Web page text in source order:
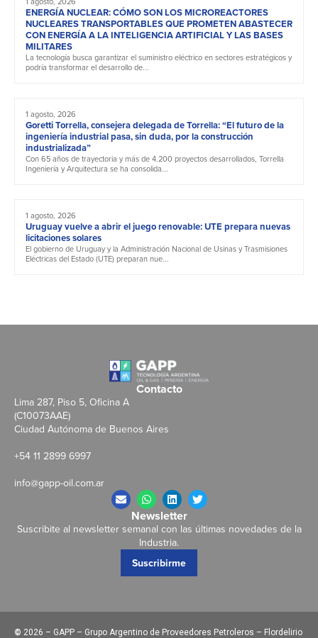
ENERGÍA NUCLEAR: CÓMO SON LOS MICROREACTORES
NUCLEARES TRANSPORTABLES QUE PROMETEN ABASTECER
CON ENERGÍA A LA INTELIGENCIA ARTIFICIAL Y LAS BASES
MILITARES
La tecnología busca garantizar el suministro eléctrico en sectores estratégicos y
podría transformar el desarrollo de...
1 agosto, 2026
Goretti Torrella, consejera delegada de Torrella: “El futuro de la
ingeniería industrial pasa, sin duda, por la construcción
industrializada”
Con 65 años de trayectoria y más de 4.200 proyectos desarrollados, Torrella
Ingeniería y Arquitectura se ha consolida...
1 agosto, 2026
Uruguay vuelve a abrir el juego renovable: UTE prepara nuevas
licitaciones solares
El gobierno de Uruguay y la Administración Nacional de Usinas y Trasmisiones
Eléctricas del Estado (UTE) preparan nue...
Contacto
Lima 287, Piso 5, Oficina A
(C10073AAE)
Ciudad Autónoma de Buenos Aires
+54 11 2899 6997
info@gapp-oil.com.ar
Newsletter
Suscribite al newsletter semanal con las últimas novedades de la
Industria.
Suscribirme
© 2026 – GAPP – Grupo Argentino de Proveedores Petroleros – Flordelirio